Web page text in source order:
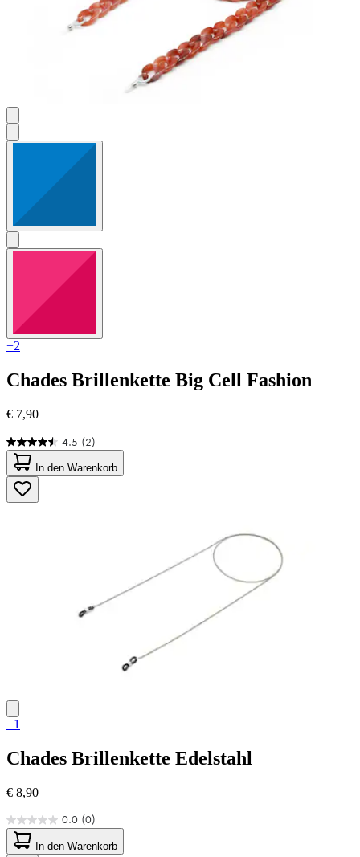
+2
Chades Brillenkette Big Cell Fashion
€ 7,90
4.5 (2)
4.5
von
5
Sternen.
2
In den Warenkorb
+1
Chades Brillenkette Edelstahl
€ 8,90
0.0 (0)
0.0
von
In den Warenkorb